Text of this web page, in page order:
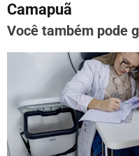
a
ç
e
Camapuã
Você também pode